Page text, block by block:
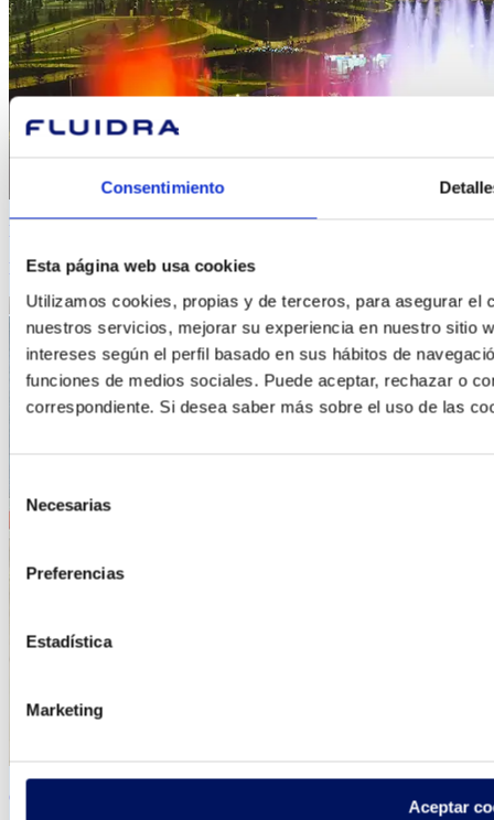
Consentimiento
Esta página web usa cookies
Utilizamos cookies, propias y de terceros, para asegurar el
nuestros servicios, mejorar su experiencia en nuestro sitio
intereses según el perfil basado en sus hábitos de
funciones de medios sociales. Puede aceptar, rechazar o
correspondiente. Si desea saber más sobre el uso de las
de
consentimiento
Necesarias
Preferencias
Estadística
Marketing
Aceptar
Luz LED
La solución acuática sostenible para una iluminación excepcional.
Cobertor de piscina comercial